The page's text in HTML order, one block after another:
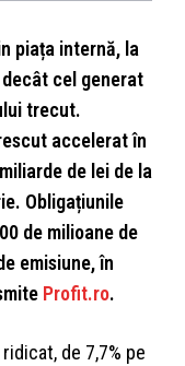
piața internă, la
cel generat
trecut.
accelerat în
de lei de la
Obligațiunile
de milioane de
emisiune, în
Profit.ro.
de 7,7% pe